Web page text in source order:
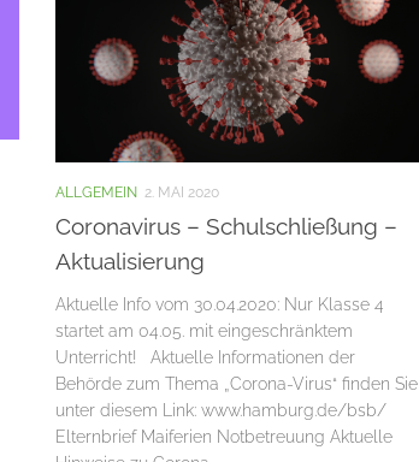
ALLGEMEIN 2. MAI 2020
Coronavirus – Schulschließung –
Aktualisierung
Aktuelle Info vom 30.04.2020: Nur Klasse 4
startet am 04.05. mit eingeschränktem
Unterricht! Aktuelle Informationen der
Behörde zum Thema „Corona-Virus“ finden Sie
unter diesem Link: www.hamburg.de/bsb/
Elternbrief Maiferien Notbetreuung Aktuelle